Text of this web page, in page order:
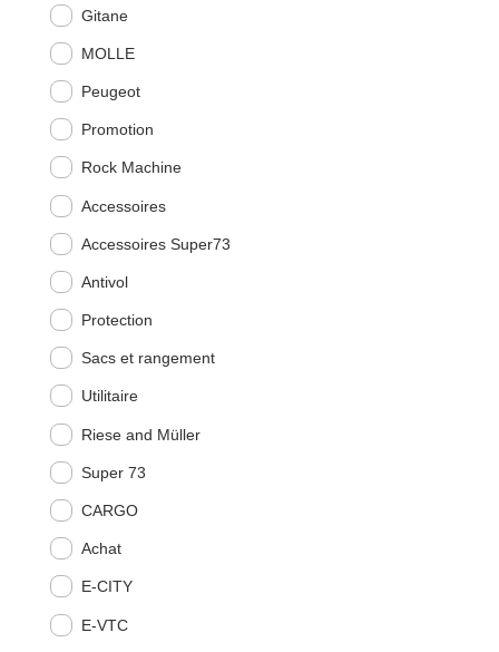
Gitane
MOLLE
Peugeot
Promotion
Rock Machine
Accessoires
Accessoires Super73
Antivol
Protection
Sacs et rangement
Utilitaire
Riese and Müller
Super 73
CARGO
Achat
E-CITY
E-VTC